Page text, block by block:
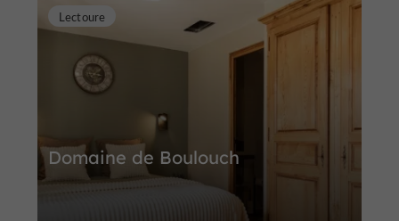
Domaine de Boulouch
Lectoure